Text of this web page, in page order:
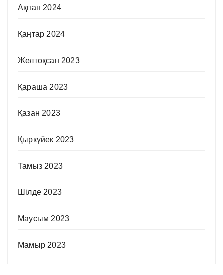
Ақпан 2024
Қаңтар 2024
Желтоқсан 2023
Қараша 2023
Қазан 2023
Қыркүйек 2023
Тамыз 2023
Шілде 2023
Маусым 2023
Мамыр 2023